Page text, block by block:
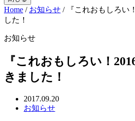
Home / お知らせ /
『これおもしろい
した！
お知らせ
『これおもしろい！
きました！
2017.09.20
お知らせ